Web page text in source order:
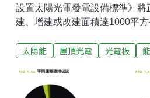
設置太陽光電發電設備標準》
建、增建或改建面積達1000平
風險、管理責任不明等擔憂聲浪
說明，期盼釐清相關謠言與錯
太陽能 屋頂光電 光電板